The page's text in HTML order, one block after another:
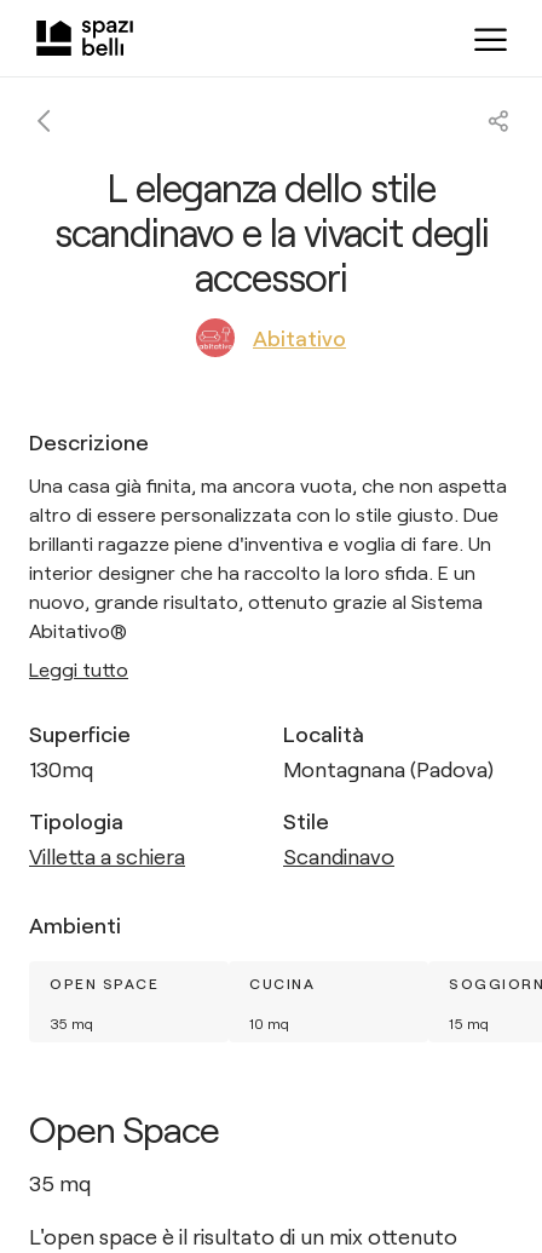
L eleganza dello stile
scandinavo e la vivacit degli
accessori
Abitativo
Descrizione
Una casa già finita, ma ancora vuota, che non aspetta
altro di essere personalizzata con lo stile giusto. Due
brillanti ragazze piene d'inventiva e voglia di fare. Un
interior designer che ha raccolto la loro sfida. E un
nuovo, grande risultato, ottenuto grazie al Sistema
Abitativo®
Leggi tutto
Superficie
130mq
Località
Montagnana (Padova)
Tipologia
Villetta a schiera
Stile
Scandinavo
Ambienti
OPEN SPACE
35 mq
CUCINA
10 mq 15 mq
Open Space
35 mq
L'open space è il risultato di un mix ottenuto